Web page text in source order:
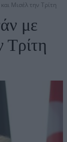
Μισέλ την Τρίτη
με
Τρίτη